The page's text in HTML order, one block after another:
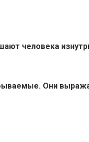
человека
Они